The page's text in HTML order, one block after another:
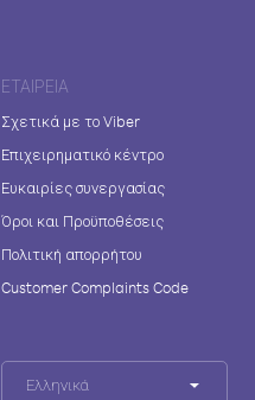
ΕΤΑΙΡΕΊΑ
Σχετικά με το Viber
Επιχειρηματικό κέντρο
Ευκαιρίες συνεργασίας
Όροι και Προϋποθέσεις
Πολιτική απορρήτου
Customer Complaints Code
Ελληνικά